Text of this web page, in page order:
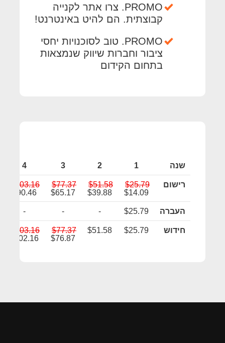
PROMO. צרו אתר לקנייה
קבוצתית. הם להיט באינטרנט!
PROMO. טוב לסוכנויות יחסי
ציבור וחברות שיווק שנמצאות
בתחום הקידום
שנה 1
2
3
4
רישום
$25.79
$14.09
$51.58
$39.88
$77.37
$65.17
$103.16
$90.46
העברה $25.79
-
-
-
חידוש $25.79
$51.58
$77.37
$76.87
$103.16
$102.16